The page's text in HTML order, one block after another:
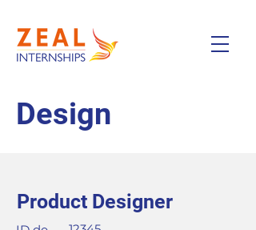
Design
Product Designer